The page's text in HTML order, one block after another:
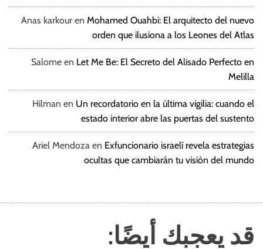
Anas karkour en Mohamed Ouahbi: El arquitecto del nuevo
orden que ilusiona a los Leones del Atlas
Salome en Let Me Be: El Secreto del Alisado Perfecto en
Melilla
Hilman en Un recordatorio en la última vigilia: cuando el
estado interior abre las puertas del sustento
Ariel Mendoza en Exfuncionario israelí revela estrategias
ocultas que cambiarán tu visión del mundo
قد يعجبك أيضًا: